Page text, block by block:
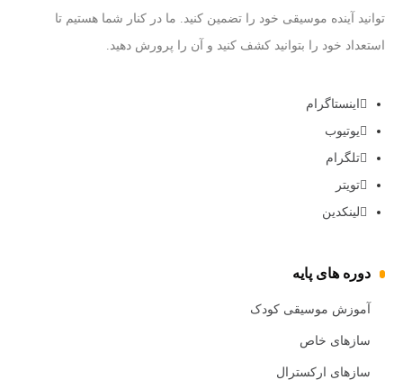
توانید آینده موسیقی خود را تضمین کنید. ما در کنار شما هستیم تا
استعداد خود را بتوانید کشف کنید و آن را پرورش دهید.
اینستاگرام
یوتیوب
تلگرام
تویتر
لینکدین
دوره های پایه
آموزش موسیقی کودک
سازهای خاص
سازهای ارکسترال